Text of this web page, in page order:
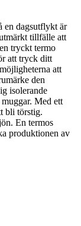
en dagsutflykt är
tillfälle att
tryckt termo
att tryck ditt
att
den
isolerande
Med ett
bli törstig.
En termos
produktionen av